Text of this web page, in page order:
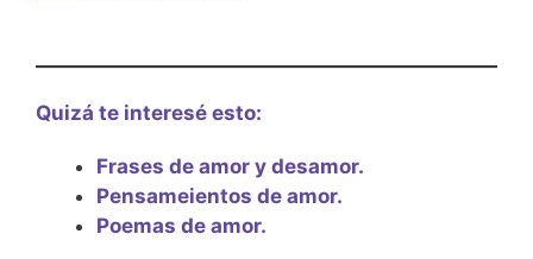
Quizá te interesé esto:
Frases de amor y desamor.
Pensameientos de amor.
Poemas de amor.